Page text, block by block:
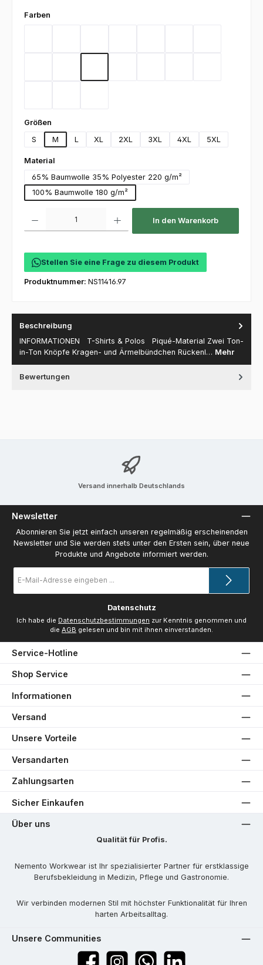
Farben
Größen
S
M L XL 2XL 3XL 4XL 5XL
Material
65% Baumwolle 35% Polyester 220 g/m²
100% Baumwolle 180 g/m²
In den Warenkorb
Stellen Sie eine Frage zu diesem Produkt
Produktnummer: NS11416.97
Beschreibung
INFORMATIONEN T-Shirts & Polos Piqué-Material Zwei Ton-
in-Ton Knöpfe Kragen- und Ärmelbündchen Rückenl… Mehr
Bewertungen
Versand innerhalb Deutschlands
Newsletter
Abonnieren Sie jetzt einfach unseren regelmäßig erscheinenden
Newsletter und Sie werden stets unter den Ersten sein, über neue
Produkte und Angebote informiert werden.
Mail-
Datenschutz
Ich habe die Datenschutzbestimmungen zur Kenntnis genommen und
die AGB gelesen und bin mit ihnen einverstanden.
Service-Hotline
Shop Service
Informationen
Versand
Unsere Vorteile
Versandarten
Zahlungsarten
Sicher Einkaufen
Über uns
Qualität für Profis.
Nemento Workwear ist Ihr spezialisierter Partner für erstklassige
Berufsbekleidung in Medizin, Pflege und Gastronomie.
Wir verbinden modernen Stil mit höchster Funktionalität für Ihren
harten Arbeitsalltag.
Unsere Communities